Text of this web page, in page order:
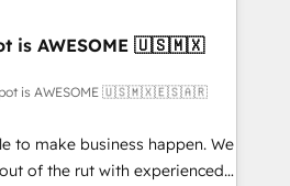
we've been accredited by
the CCS, which means we
companies as well the
services: -
website
is AWESOME 🇺🇸🇲🇽
is AWESOME 🇺🇸🇲🇽🇪🇸🇦🇷
to make business happen. We
of the rut with experienced,